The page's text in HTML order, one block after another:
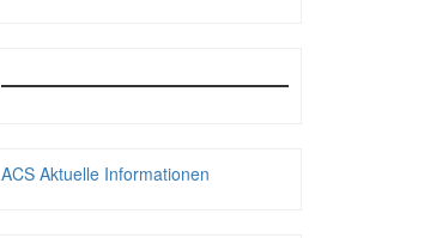
ACS Aktuelle Informationen